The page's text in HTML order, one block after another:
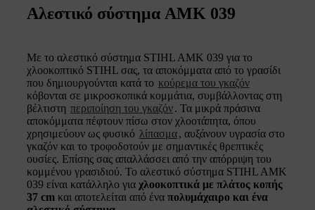
Αλεστικό σύστημα AMK 039
Με το αλεστικό σύστημα STIHL AMK 039 για το
χλοοκοπτικό STIHL σας, τα αποκόμματα από το γρασίδι
που δημιουργούνται κατά το κούρεμα του γκαζόν
κόβονται σε μικροσκοπικά κομμάτια, συμβάλλοντας στη
βέλτιστη περιποίηση του γκαζόν. Τα μικρά πράσινα
αποκόμματα πέφτουν πίσω στον χλοοτάπητα, όπου
χρησιμεύουν ως φυσικό λίπασμα, αυξάνουν υγρασία στο
γκαζόν και το τροφοδοτούν με σημαντικές θρεπτικές
ουσίες. Επίσης σας απαλλάσσει από την απόρριψη του
κομμένου γρασιδιού. Το αλεστικό σύστημα STIHL AMK
039 είναι κατάλληλο για χλοοκοπτικά με πλάτος κοπής
37 cm και αποτελείται από ένα πολυμάχαιρο και ένα